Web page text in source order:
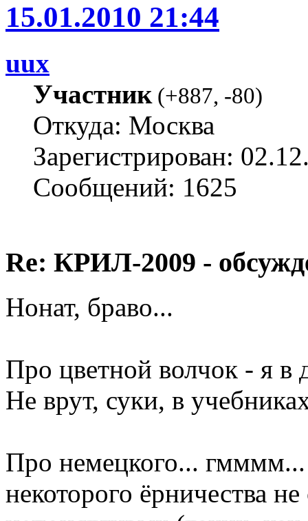
15.01.2010 21:44
uux
Участник(+887, -80)
Откуда: Москва
Зарегистрирован:
Сообщений: 1625
Re: КРИЛ-2009 -
Нонат, браво...
Про цветной волчок - я в
Не врут, суки, в
Про немецкого... гмммм...
некоторого ёрничества